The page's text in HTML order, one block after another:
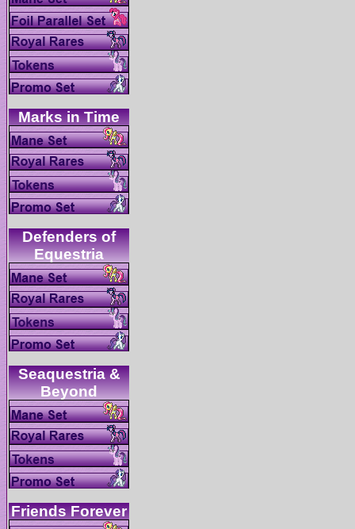
Defenders of
Seaquestria &